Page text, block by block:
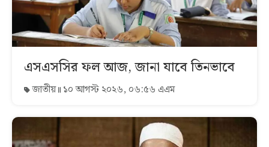
এসএসসির ফল আজ, জানা যাবে তিনভাবে
জাতীয় ১০ আগস্ট ২০২৬, ০৬:৫৬ এএম